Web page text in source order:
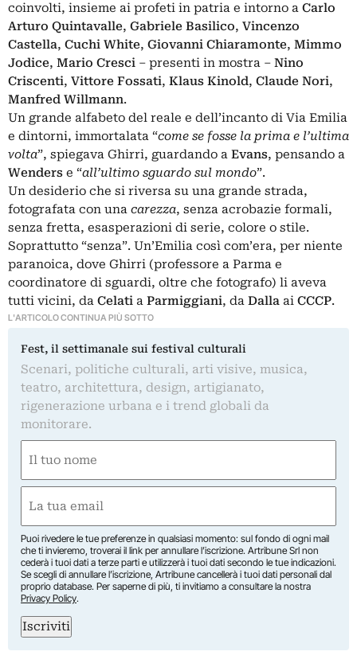
coinvolti, insieme ai profeti in patria e intorno a Carlo
Arturo Quintavalle, Gabriele Basilico, Vincenzo
Castella, Cuchi White, Giovanni Chiaramonte, Mimmo
Jodice, Mario Cresci – presenti in mostra – Nino
Criscenti, Vittore Fossati, Klaus Kinold, Claude Nori,
Manfred Willmann.
Un grande alfabeto del reale e dell’incanto di Via Emilia
e dintorni, immortalata “come se fosse la prima e l’ultima
volta”, spiegava Ghirri, guardando a Evans, pensando a
Wenders e “all’ultimo sguardo sul mondo”.
Un desiderio che si riversa su una grande strada,
fotografata con una carezza, senza acrobazie formali,
senza fretta, esasperazioni di serie, colore o stile.
Soprattutto “senza”. Un’Emilia così com’era, per niente
paranoica, dove Ghirri (professore a Parma e
coordinatore di sguardi, oltre che fotografo) li aveva
tutti vicini, da Celati a Parmiggiani, da Dalla ai CCCP.
L'ARTICOLO CONTINUA PIÙ SOTTO
Fest, il settimanale sui festival culturali
Scenari, politiche culturali, arti visive, musica,
teatro, architettura, design, artigianato,
rigenerazione urbana e i trend globali da
monitorare.
(Obbligatorio)
(Obbligatorio)
Puoi rivedere le tue preferenze in qualsiasi momento: sul fondo di ogni mail
che ti invieremo, troverai il link per annullare l’iscrizione. Artribune Srl non
cederà i tuoi dati a terze parti e utilizzerà i tuoi dati secondo le tue indicazioni.
Se scegli di annullare l’iscrizione, Artribune cancellerà i tuoi dati personali dal
proprio database. Per saperne di più, ti invitiamo a consultare la nostra
Privacy Policy.
Iscriviti